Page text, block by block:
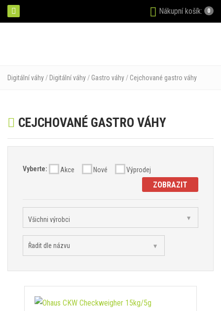
Nákupní košík: 0
Digitální váhy / Digitální váhy / Gastro váhy / Cejchované gastro váhy
CEJCHOVANÉ GASTRO VÁHY
Vyberte: Akce Nové Výprodej
ZOBRAZIT